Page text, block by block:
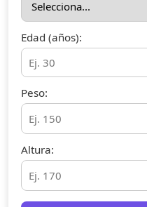
Edad (años):
Peso:
Altura: